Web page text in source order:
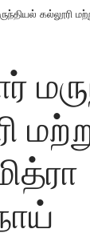
மற்றும் ஹர்ஷமித்ரா புற்றுநோய்